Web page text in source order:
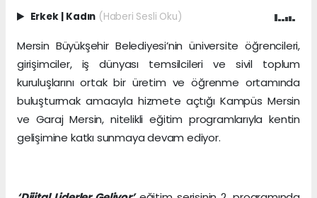
Erkek | Kadın (Haberi Sesli Oku)
Mersin Büyükşehir Belediyesi’nin üniversite öğrencileri,
girişimciler, iş dünyası temsilcileri ve sivil toplum
kuruluşlarını ortak bir üretim ve öğrenme ortamında
buluşturmak amacıyla hizmete açtığı Kampüs Mersin
ve Garaj Mersin, nitelikli eğitim programlarıyla kentin
gelişimine katkı sunmaya devam ediyor.